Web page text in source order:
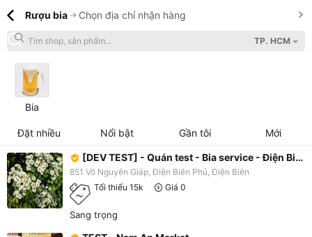
Rượu bia Chọn địa chỉ nhận hàng
TP. HCM
Bia
Đặt nhiều Nổi bật Gần tôi Mới
[DEV TEST] - Quán test - Bia service - Điện Biên Phủ
851 Võ Nguyên Giáp, Điện Biên Phủ, Điện Biên
Tối thiểu 15k
Giá 0
Sang trọng